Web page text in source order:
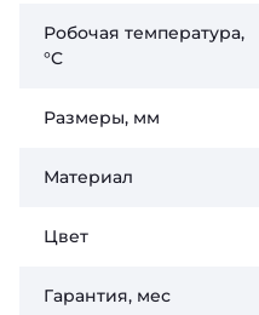
Робочая температура,
°C
Размеры, мм
Материал
Цвет
Гарантия, мес